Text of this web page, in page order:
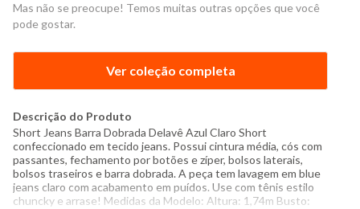
Mas não se preocupe! Temos muitas outras opções que você
pode gostar.
Ver coleção completa
Descrição do Produto
Short Jeans Barra Dobrada Delavê Azul Claro Short
confeccionado em tecido jeans. Possui cintura média, cós com
passantes, fechamento por botões e zíper, bolsos laterais,
bolsos traseiros e barra dobrada. A peça tem lavagem em blue
jeans claro com acabamento em puídos. Use com tênis estilo
chuncky e arrase! Medidas da Modelo: Altura: 1,74m Busto: